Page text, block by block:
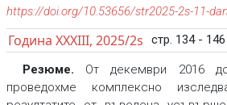
https://doi.org/10.53656/str2025-2s-11-dan
Година XXXIII, 2025/2s стр. 134 - 146
Резюме. От декември 2016
проведохме комплексно